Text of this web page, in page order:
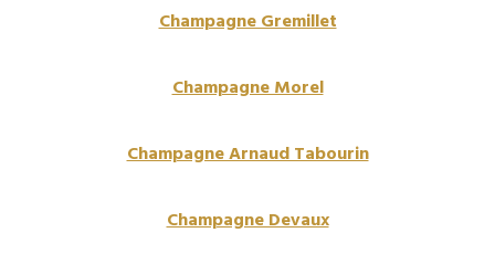
Champagne Gremillet
Champagne Morel
Champagne Arnaud Tabourin
Champagne Devaux